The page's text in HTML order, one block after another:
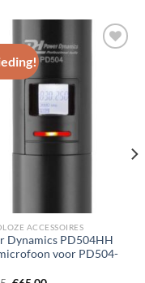
ACCESSOIRES
Dynamics PD504HH
voor PD504-